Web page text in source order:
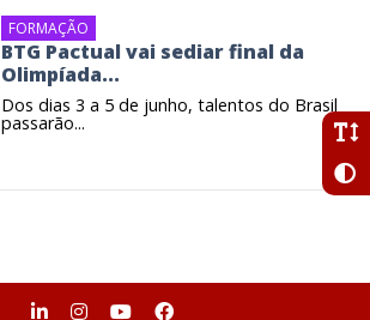
FORMAÇÃO
BTG Pactual vai sediar final da
Olimpíada...
Dos dias 3 a 5 de junho, talentos do Brasil
passarão...